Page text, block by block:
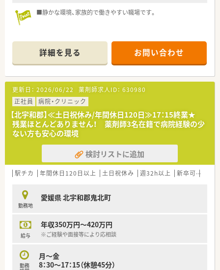
■静かな環境、家族的で働きやすい職場です。
詳細を見る お問い合わせ
更新日： 2026/06/22 薬剤師求人ID： 630980
正社員
病院・クリニック
【北宇和郡】≪土日祝休み/年間休日120日≫17：15終業★
残業ほとんどありません！ 薬剤師3名在籍で病院経験の少
ない方も安心の環境
検討リストに追加
駅チカ 年間休日120日以上 土日祝休み 週32h以上 新卒可
勤務地
愛媛県 北宇和郡鬼北町
給与
年収350万円～420万円
※ご経験や面接等により応相談
勤務
月～金
8：30～17：15（休憩45分）